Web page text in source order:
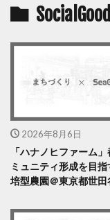
2026年8月6日
「ハナノヒファーム
ミュニティ形成を目
培型農園＠東京都世田